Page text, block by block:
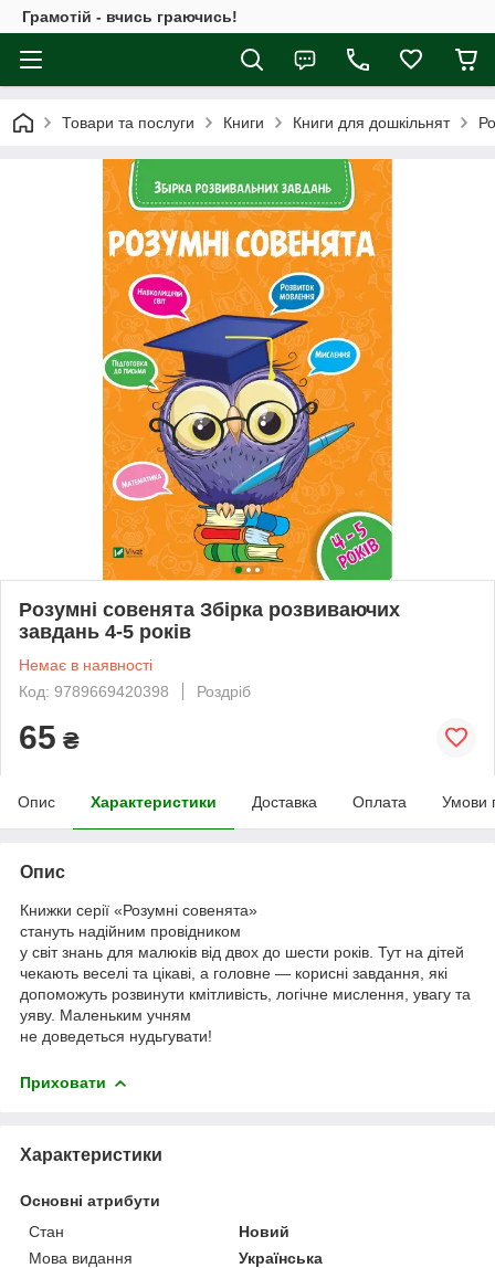
Грамотій - вчись граючись!
Товари та послуги Книги Книги для дошкільнят
Розумні совенята Збірка розвиваючих
завдань 4-5 років
Немає в наявності
Код: 9789669420398
Роздріб
65 ₴
Опис Характеристики Доставка Оплата Умови
Опис
Книжки серії «Розумні совенята»
стануть надійним провідником
у світ знань для малюків від двох до шести років. Тут на дітей
чекають веселі та цікаві, а головне — корисні завдання, які
допоможуть розвинути кмітливість, логічне мислення, увагу та
уяву. Маленьким учням
не доведеться нудьгувати!
Приховати
Характеристики
Основні атрибути
Стан
Новий
Мова видання
Українська